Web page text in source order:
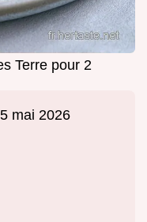
Terre pour 2
mai 2026